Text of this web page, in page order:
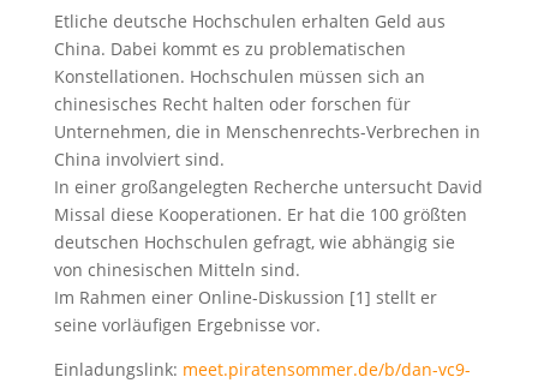
Etliche deutsche Hochschulen erhalten Geld aus
China. Dabei kommt es zu problematischen
Konstellationen. Hochschulen müssen sich an
chinesisches Recht halten oder forschen für
Unternehmen, die in Menschenrechts-Verbrechen in
China involviert sind.
In einer großangelegten Recherche untersucht David
Missal diese Kooperationen. Er hat die 100 größten
deutschen Hochschulen gefragt, wie abhängig sie
von chinesischen Mitteln sind.
Im Rahmen einer Online-Diskussion [1] stellt er
seine vorläufigen Ergebnisse vor.
Einladungslink: meet.piratensommer.de/b/dan-vc9-